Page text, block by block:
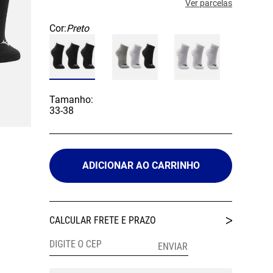
Ver parcelas
Cor:Preto
Tamanho:
33-38
ADICIONAR AO CARRINHO